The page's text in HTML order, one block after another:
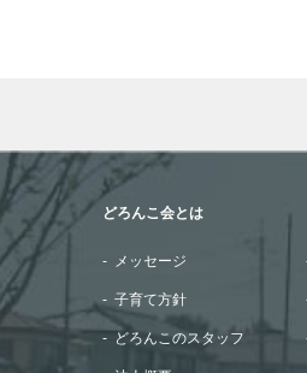
きます
ウで開きます
どろんこ会とは
メッセージ
子育て方針
どろんこのスタッフ